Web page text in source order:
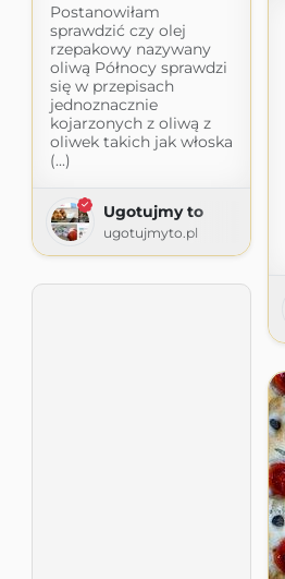
Postanowiłam
sprawdzić czy olej
rzepakowy nazywany
oliwą Północy sprawdzi
się w przepisach
jednoznacznie
kojarzonych z oliwą z
oliwek takich jak włoska
(...)
Ugotujmy to
ugotujmyto.pl